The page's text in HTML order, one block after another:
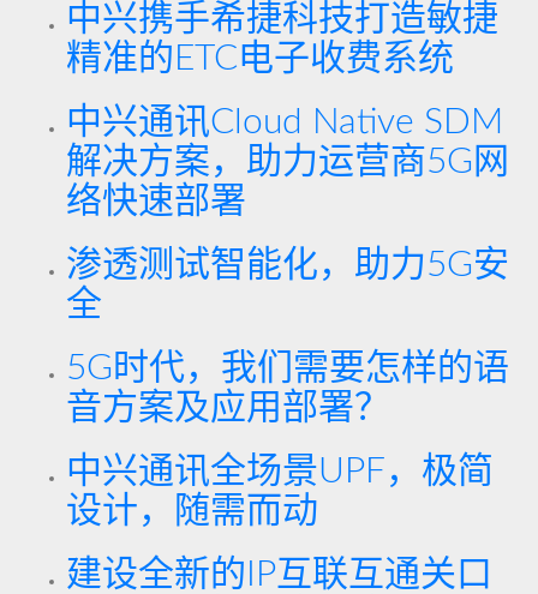
中兴携手希捷科技打造敏捷
精准的ETC电子收费系统
中兴通讯Cloud Native SDM
解决方案，助力运营商5G网
络快速部署
渗透测试智能化，助力5G安
全
5G时代，我们需要怎样的语
音方案及应用部署？
中兴通讯全场景UPF，极简
设计，随需而动
建设全新的IP互联互通关口